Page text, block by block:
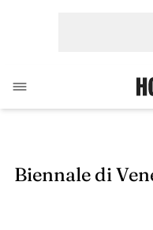
Biennale di